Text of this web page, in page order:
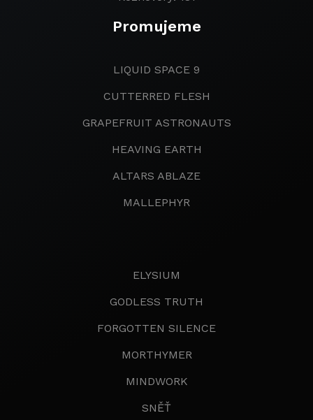
Promujeme
LIQUID SPACE 9
CUTTERRED FLESH
GRAPEFRUIT ASTRONAUTS
HEAVING EARTH
ALTARS ABLAZE
MALLEPHYR
ELYSIUM
GODLESS TRUTH
FORGOTTEN SILENCE
MORTHYMER
MINDWORK
SNĚŤ